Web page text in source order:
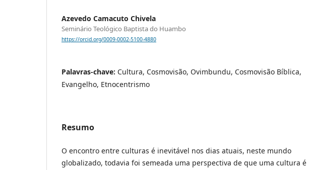
Azevedo Camacuto Chivela
Seminário Teológico Baptista do Huambo
https://orcid.org/0009-0002-5100-4880
Palavras-chave: Cultura, Cosmovisão, Ovimbundu, Cosmovisão Bíblica,
Evangelho, Etnocentrismo
Resumo
O encontro entre culturas é inevitável nos dias atuais, neste mundo
globalizado, todavia foi semeada uma perspectiva de que uma cultura é